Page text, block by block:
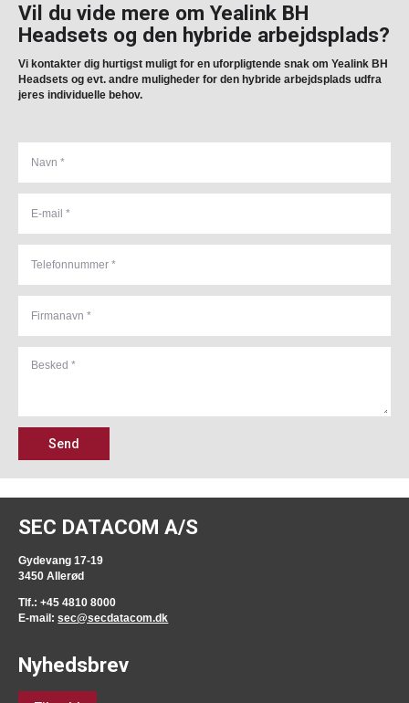
Vil du vide mere om Yealink BH
Headsets og den hybride arbejdsplads?
Vi kontakter dig hurtigst muligt for en uforpligtende snak om Yealink BH
Headsets og evt. andre muligheder for den hybride arbejdsplads udfra
jeres individuelle behov.
Send
SEC DATACOM A/S
Gydevang 17-19
3450 Allerød
Tlf.: +45 4810 8000
E-mail:sec@secdatacom.dk
Nyhedsbrev